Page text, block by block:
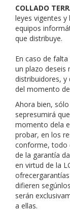
COLLADO
leyes vigentes
equipos
que distribuye.
En caso de
un plazo deseis
distribuidores,
del momento
Ahora bien,
sepresumirá
momento dela
probar, en los
conforme, todo
de la garantía
en virtud de la
difieren
serán
a ellas.